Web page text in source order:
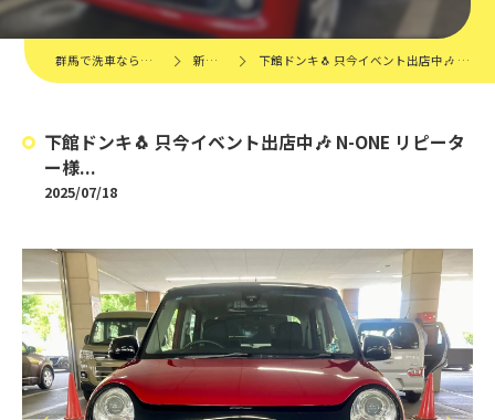
群馬で洗車ならくるくる洗車 新着情報 下館ドンキ🐧 只今イベント出店中🎶 N-ONE リピーター様...
下館ドンキ🐧 只今イベント出店中🎶 N-ONE リピータ
ー様...
2025/07/18